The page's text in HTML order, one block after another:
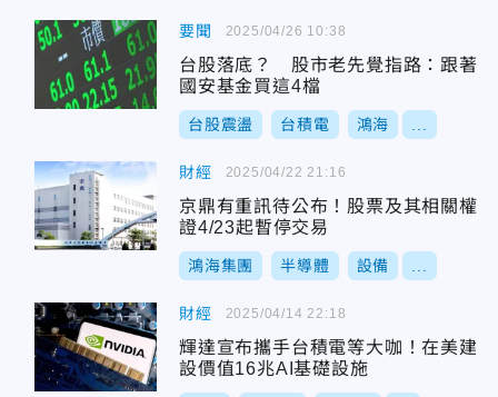
要聞
台股落底？ 股市老先覺指路：跟著
國安基金買這4檔
台股震盪 台積電 鴻海
2025/04/26 10:38
財經
京鼎有重訊待公布！股票及其相關權
證4/23起暫停交易
鴻海集團 半導體 設備
2025/04/22 21:16
財經
輝達宣布攜手台積電等大咖！在美建
設價值16兆AI基礎設施
2025/04/14 22:18